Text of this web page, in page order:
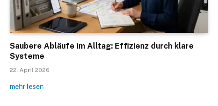
Saubere Abläufe im Alltag: Effizienz durch klare
Systeme
22. April 2026
mehr lesen